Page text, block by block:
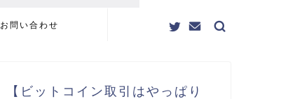
お問い合わせ
【ビットコイン取引はやっぱり